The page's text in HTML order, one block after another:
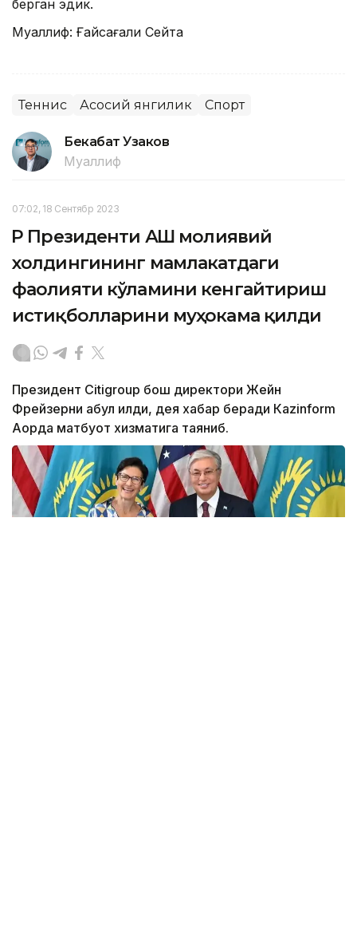
берган эдик.
Муаллиф: Ғайсағали Сейтақ
Теннис Асосий янгилик Спорт
Бекабат Узаков
Муаллиф
07:02, 18 Сентябр 2023
ҚР Президенти АҚШ молиявий
холдингининг мамлакатдаги
фаолияти кўламини кенгайтириш
истиқболларини муҳокама қилди
Президент Citigroup бош директори Жейн
Фрейзерни қабул қилди, дея хабар беради Кazinform
Ақорда матбуот хизматига таяниб.